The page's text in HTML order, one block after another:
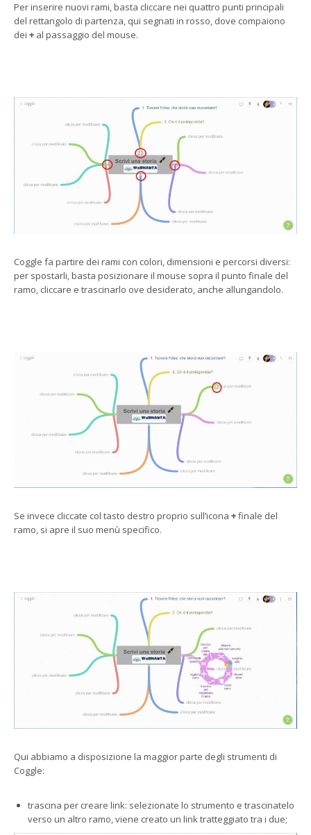
Per inserire nuovi rami, basta cliccare nei quattro punti principali
del rettangolo di partenza, qui segnati in rosso, dove compaiono
dei + al passaggio del mouse.
Coggle fa partire dei rami con colori, dimensioni e percorsi diversi:
per spostarli, basta posizionare il mouse sopra il punto finale del
ramo, cliccare e trascinarlo ove desiderato, anche allungandolo.
Se invece cliccate col tasto destro proprio sull’icona +finale del
ramo, si apre il suo menù specifico.
Qui abbiamo a disposizione la maggior parte degli strumenti di
Coggle:
trascina per creare link: selezionate lo strumento e trascinatelo
verso un altro ramo, viene creato un link tratteggiato tra i due;